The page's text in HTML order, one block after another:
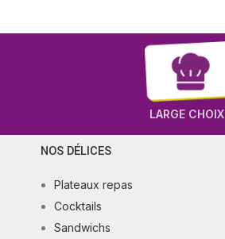
LARGE CHOIX
NOS DÉLICES
Plateaux repas
Cocktails
Sandwichs